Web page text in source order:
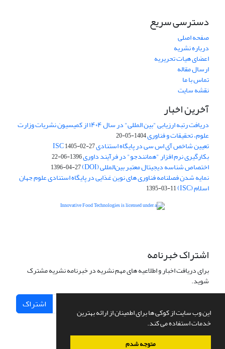
این وب سایت از کوکی ها برای اطمینان از ارائه بهترین
خدمات استفاده می کند.
متوجه شدم
دسترسی سریع
صفحه اصلی
درباره نشریه
اعضای هیات تحریریه
ارسال مقاله
تماس با ما
نقشه سایت
آخرین اخبار
دریافت رتبه ارزیابی "بین المللی" در سال ۱۴۰۴ از کمیسیون نشریات وزارت
علوم، تحقیقات و فناوری1404-05-20
تعیین شاخص آی اس سی در پایگاه استنادی ISC1405-02-27
بکارگیری نرم افزار "همانندجو" در فرآیند داوری1396-06-22
اختصاص شناسه دیجیتال معتبر بین‌المللی (DOI) 1396-04-27
نمایه شدن فصلنامه فناوری های نوین غذایی در پایگاه استنادی علوم جهان
اسلام (ISC) 1395-03-11
اشتراک خبرنامه
برای دریافت اخبار و اطلاعیه های مهم نشریه در خبرنامه نشریه مشترک
شوید.
اشتراک